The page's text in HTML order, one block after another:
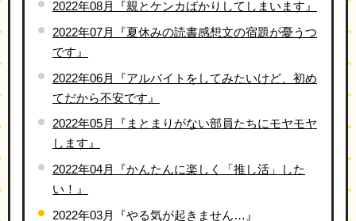
2022年08月『親とケンカばかりしてしまいます』
2022年07月『夏休みの読書感想文の宿題が憂うつ
です』
2022年06月『アルバイトをしてみたいけど、初め
てだから不安です』
2022年05月『まとまりがない部員たちにモヤモヤ
します』
2022年04月『かんたんに楽しく「推し活」した
い！』
2022年03月『やる気が起きません…』